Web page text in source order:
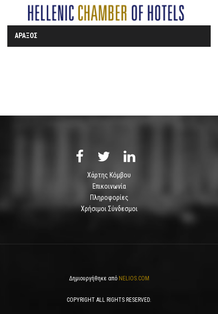
ΑΡΑΞΟΣ
Χάρτης Κόμβου
Επικοινωνία
Πληροφορίες
Χρήσιμοι Σύνδεσμοι
Δημιουργήθηκε από NELIOS.COM
COPYRIGHT ALL RIGHTS RESERVED.